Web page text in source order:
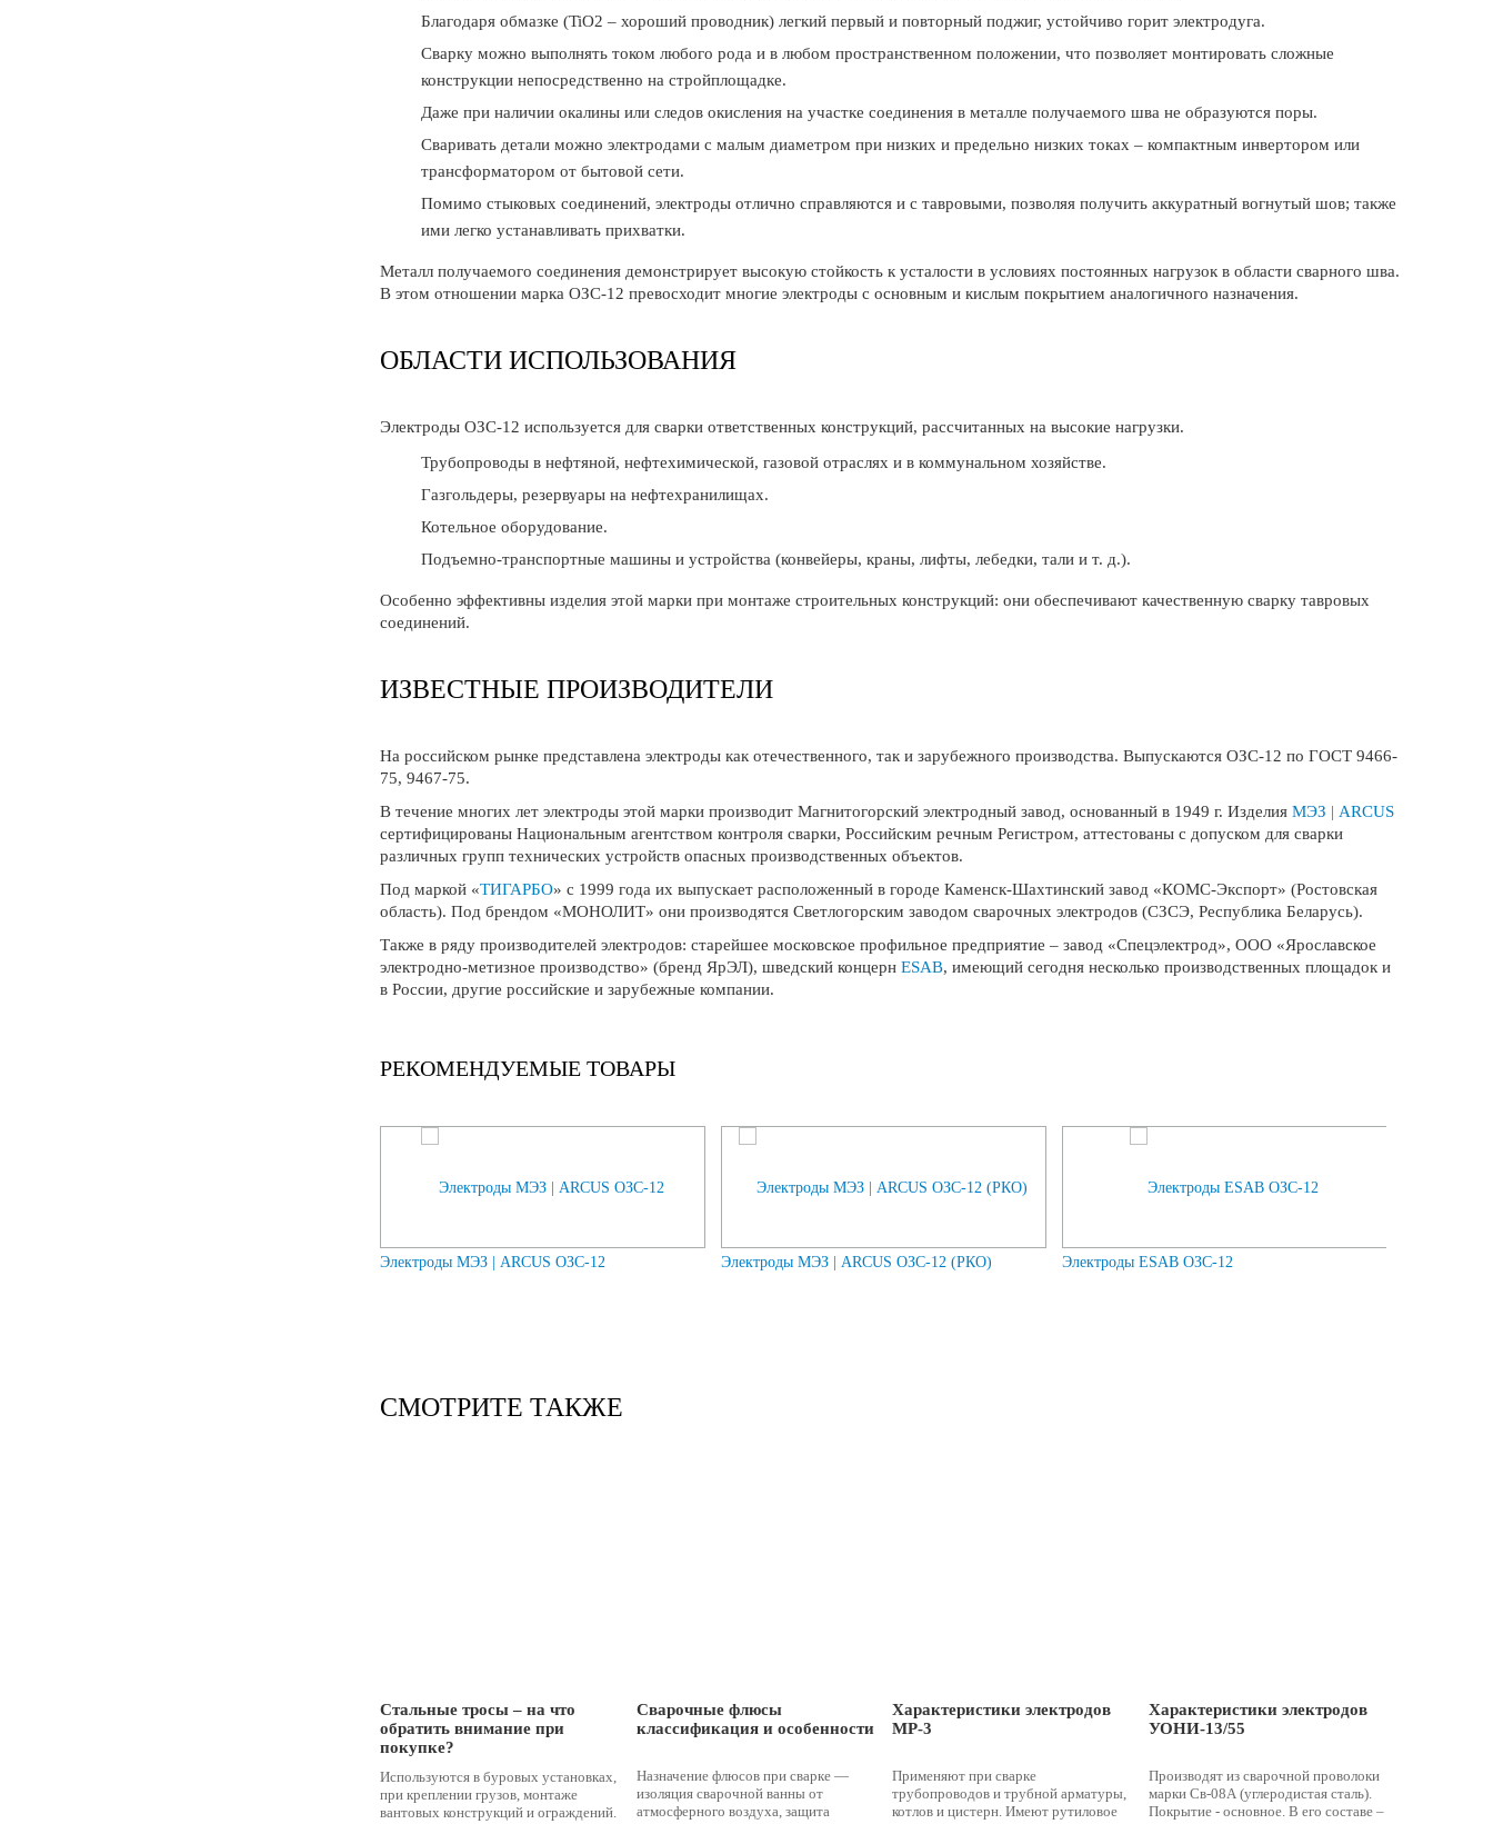
Благодаря обмазке (TiO2 – хороший проводник) легкий первый и повторный поджиг, устойчиво горит электродуга.
Сварку можно выполнять током любого рода и в любом пространственном положении, что позволяет монтировать сложные
конструкции непосредственно на стройплощадке.
Даже при наличии окалины или следов окисления на участке соединения в металле получаемого шва не образуются поры.
Сваривать детали можно электродами с малым диаметром при низких и предельно низких токах – компактным инвертором или
трансформатором от бытовой сети.
Помимо стыковых соединений, электроды отлично справляются и с тавровыми, позволяя получить аккуратный вогнутый шов; также
ими легко устанавливать прихватки.
Металл получаемого соединения демонстрирует высокую стойкость к усталости в условиях постоянных нагрузок в области сварного шва.
В этом отношении марка ОЗС-12 превосходит многие электроды с основным и кислым покрытием аналогичного назначения.
ОБЛАСТИ ИСПОЛЬЗОВАНИЯ
Электроды ОЗС-12 используется для сварки ответственных конструкций, рассчитанных на высокие нагрузки.
Трубопроводы в нефтяной, нефтехимической, газовой отраслях и в коммунальном хозяйстве.
Газгольдеры, резервуары на нефтехранилищах.
Котельное оборудование.
Подъемно-транспортные машины и устройства (конвейеры, краны, лифты, лебедки, тали и т. д.).
Особенно эффективны изделия этой марки при монтаже строительных конструкций: они обеспечивают качественную сварку тавровых
соединений.
ИЗВЕСТНЫЕ ПРОИЗВОДИТЕЛИ
На российском рынке представлена электроды как отечественного, так и зарубежного производства. Выпускаются ОЗС-12 по ГОСТ 9466-
75, 9467-75.
В течение многих лет электроды этой марки производит Магнитогорский электродный завод, основанный в 1949 г. Изделия МЭЗ | ARCUS
сертифицированы Национальным агентством контроля сварки, Российским речным Регистром, аттестованы с допуском для сварки
различных групп технических устройств опасных производственных объектов.
Под маркой «ТИГАРБО» с 1999 года их выпускает расположенный в городе Каменск-Шахтинский завод «КОМС-Экспорт» (Ростовская
область). Под брендом «МОНОЛИТ» они производятся Светлогорским заводом сварочных электродов (СЗСЭ, Республика Беларусь).
Также в ряду производителей электродов: старейшее московское профильное предприятие – завод «Спецэлектрод», ООО «Ярославское
электродно-метизное производство» (бренд ЯрЭЛ), шведский концерн ESAB, имеющий сегодня несколько производственных площадок и
в России, другие российские и зарубежные компании.
РЕКОМЕНДУЕМЫЕ ТОВАРЫ
Previous
Электроды МЭЗ | ARCUS ОЗС-12 Электроды МЭЗ | ARCUS ОЗС-12 (РКО) Электроды ESAB ОЗС-12
СМОТРИТЕ ТАКЖЕ
Стальные тросы – на что
обратить внимание при
покупке?
Используются в буровых установках,
при креплении грузов, монтаже
вантовых конструкций и ограждений.
Сварочные флюсы
классификация и особенности
Назначение флюсов при сварке —
изоляция сварочной ванны от
атмосферного воздуха, защита
Характеристики электродов
МР-3
Применяют при сварке
трубопроводов и трубной арматуры,
котлов и цистерн. Имеют рутиловое
Характеристики электродов
УОНИ-13/55
Производят из сварочной проволоки
марки Св-08А (углеродистая сталь).
Покрытие - основное. В его составе –